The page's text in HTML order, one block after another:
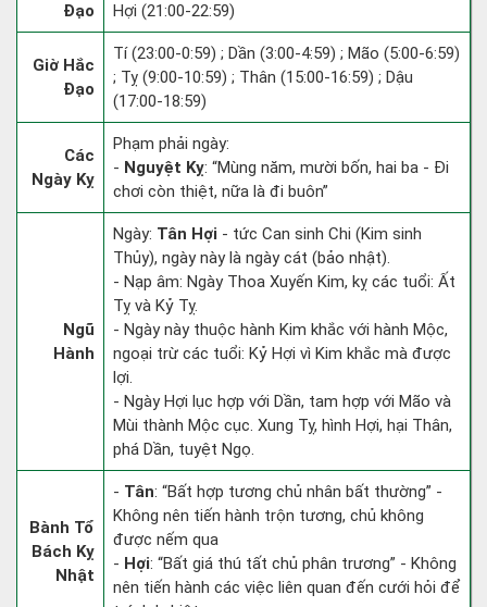
Đạo
Hợi (21:00-22:59)
Giờ Hắc
Đạo
Tí (23:00-0:59) ; Dần (3:00-4:59) ; Mão (5:00-6:59)
; Tỵ (9:00-10:59) ; Thân (15:00-16:59) ; Dậu
(17:00-18:59)
Các
Ngày Kỵ
Phạm phải ngày:
- Nguyệt Kỵ: “Mùng năm, mười bốn, hai ba - Đi
chơi còn thiệt, nữa là đi buôn”
Ngũ
Hành
Ngày: Tân Hợi - tức Can sinh Chi (Kim sinh
Thủy), ngày này là ngày cát (bảo nhật).
- Nạp âm: Ngày Thoa Xuyến Kim, kỵ các tuổi: Ất
Tỵ và Kỷ Tỵ.
- Ngày này thuộc hành Kim khắc với hành Mộc,
ngoại trừ các tuổi: Kỷ Hợi vì Kim khắc mà được
lợi.
- Ngày Hợi lục hợp với Dần, tam hợp với Mão và
Mùi thành Mộc cục. Xung Tỵ, hình Hợi, hại Thân,
phá Dần, tuyệt Ngọ.
Bành Tổ
Bách Kỵ
Nhật
- Tân: “Bất hợp tương chủ nhân bất thường” -
Không nên tiến hành trộn tương, chủ không
được nếm qua
- Hợi: “Bất giá thú tất chủ phân trương” - Không
nên tiến hành các việc liên quan đến cưới hỏi để